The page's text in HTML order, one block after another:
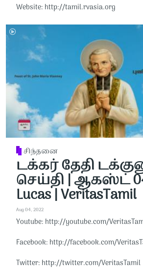
Website: http://tamil.rvasia.org
சிந்தனை
டக்கர் தேதி
செய்தி | ஆகஸ்ட்
Lucas | VeritasTamil
Aug 04, 2022
Youtube: http://youtube.com/
Facebook: http://facebook.com/
Twitter: http://twitter.com/VeritasTamil​​